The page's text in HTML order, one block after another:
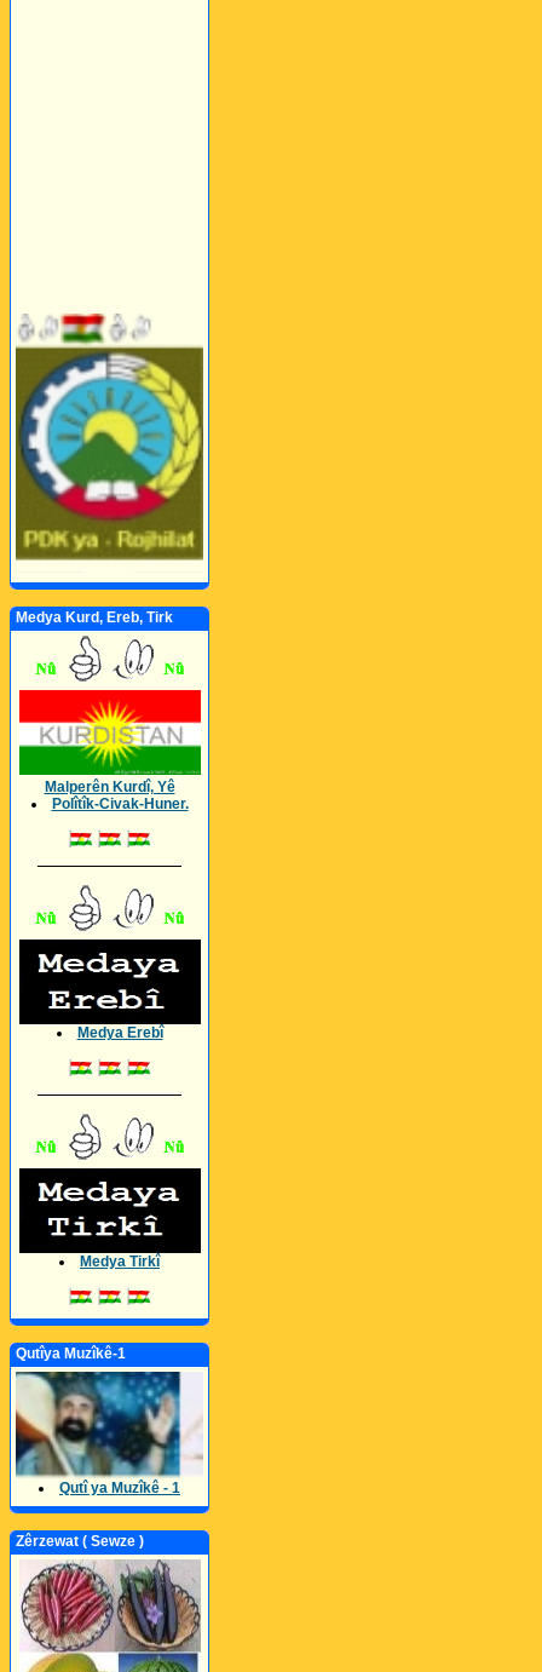
Medya Kurd, Ereb, Tirk
Malperên Kurdî, Yê
Polîtîk-Civak-Huner.
Medya Erebî
Medya Tirkî
Qutîya Muzîkê-1
Qutî ya Muzîkê - 1
Zêrzewat ( Sewze )